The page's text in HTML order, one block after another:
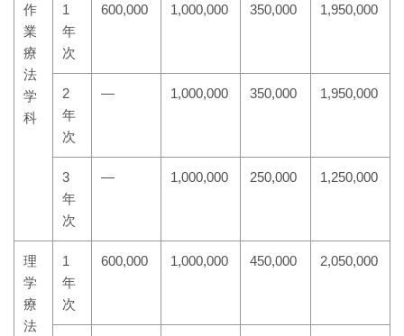
作
業
療
法
学
科
1
年
次
600,000 1,000,000 350,000 1,950,000
2
年
次
― 1,000,000 350,000 1,950,000
3
年
次
― 1,000,000 250,000 1,250,000
理
学
療
法
1
年
次
600,000 1,000,000 450,000 2,050,000